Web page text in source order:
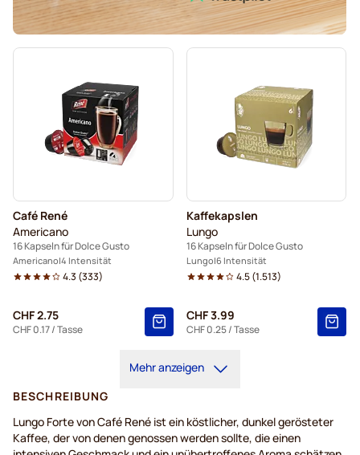
Café René
Americano
16 Kapseln für Dolce Gusto
Americano 4 Intensität
4.3 (333)
CHF 2.75
CHF 0.17/ Tasse
Kaffekapslen
Lungo
16 Kapseln für Dolce Gusto
Lungo 6 Intensität
4.5(1.513)
CHF 3.99
CHF 0.25/ Tasse
Mehr anzeigen
BESCHREIBUNG
Lungo Forte von Café René ist ein köstlicher, dunkel gerösteter
Kaffee, der von denen genossen werden sollte, die einen